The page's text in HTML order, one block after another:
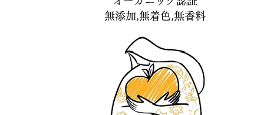
無添加,無着色,無香料